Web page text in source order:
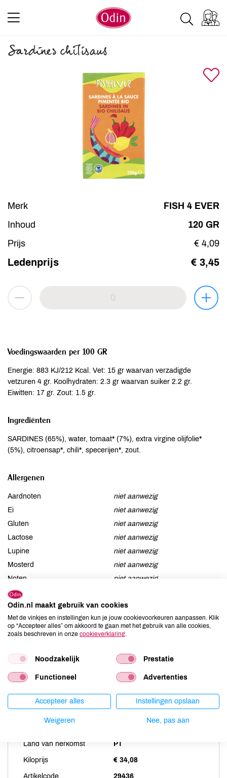
Sardines chilisaus
Merk
FISH 4 EVER
Inhoud
120 GR
Prijs
€ 4,09
Ledenprijs € 3,45
Voedingswaarden per 100 GR
Energie: 883 KJ/212 Kcal. Vet: 15 gr waarvan verzadigde
vetzuren 4 gr. Koolhydraten: 2.3 gr waarvan suiker 2.2 gr.
Eiwitten: 17 gr. Zout: 1.5 gr.
Ingrediënten
SARDINES (65%), water, tomaat* (7%), extra virgine olijfolie*
(5%), citroensap*, chili*, specerijen*, zout.
Allergenen
Aardnoten
niet aanwezig
Ei
niet aanwezig
Gluten
niet aanwezig
Lactose
niet aanwezig
Lupine
niet aanwezig
Mosterd
niet aanwezig
Noten
niet aanwezig
Schaaldieren
Selderij
niet aanwezig
Sesam
niet aanwezig
Soja
niet aanwezig
Weekdieren
niet aanwezig
Zwaveldioxide / sulfieten
niet aanwezig
Productspecificaties
Land van herkomst PT
Kiloprijs € 34,08
Artikelcode 29436
Odin.nl maakt gebruik van cookies
Met de vinkjes en instellingen kun je jouw cookievoorkeuren aanpassen. Klik
op “Accepteer alles” om akkoord te gaan met het gebruik van alle cookies,
zoals beschreven in onze cookieverklaring.
Noodzakelijk Prestatie
Functioneel Advertenties
Accepteer alles Instellingen opslaan
Weigeren Nee, pas aan